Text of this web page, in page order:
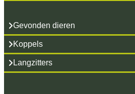
Gevonden dieren
Koppels
Langzitters